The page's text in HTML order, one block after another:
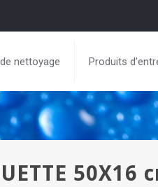
nettoyage Produits
50X16